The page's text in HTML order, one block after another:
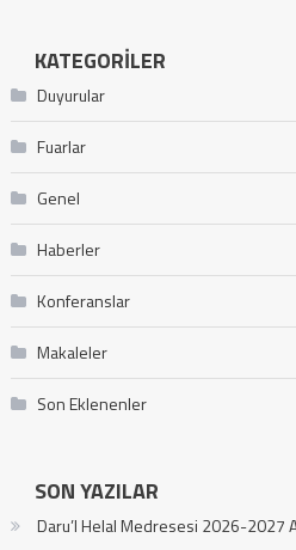
KATEGORILER
Duyurular
Fuarlar
Genel
Haberler
Konferanslar
Makaleler
Son Eklenenler
SON YAZILAR
Daru’l Helal Medresesi 2026-2027